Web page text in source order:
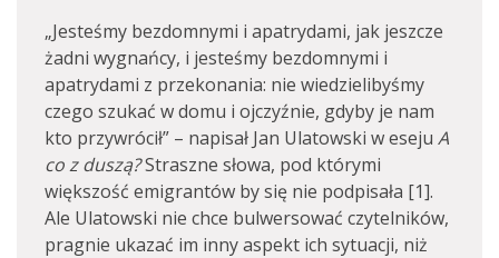
„Jesteśmy bezdomnymi i apatrydami, jak jeszcze
żadni wygnańcy, i jesteśmy bezdomnymi i
apatrydami z przekonania: nie wiedzielibyśmy
czego szukać w domu i ojczyźnie, gdyby je nam
kto przywrócił” – napisał Jan Ulatowski w eseju A
co z duszą?Straszne słowa, pod którymi
większość emigrantów by się nie podpisała [1].
Ale Ulatowski nie chce bulwersować czytelników,
pragnie ukazać im inny aspekt ich sytuacji, niż